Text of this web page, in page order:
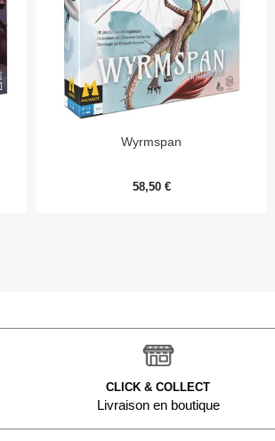
Aperçu rapide
Wyrmspan
58,50 €
CLICK & COLLECT
Livraison en boutique